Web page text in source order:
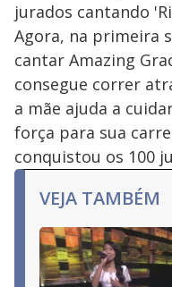
jurados cantando
Agora, na primeira
cantar Amazing
consegue correr
a mãe ajuda a
força para sua
conquistou os 100
VEJA TAMBÉM